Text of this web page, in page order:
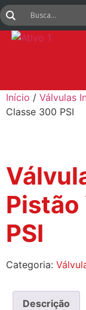
Início / Válvulas
Classe 300 PSI
Pistão
PSI
Categoria:
Descrição